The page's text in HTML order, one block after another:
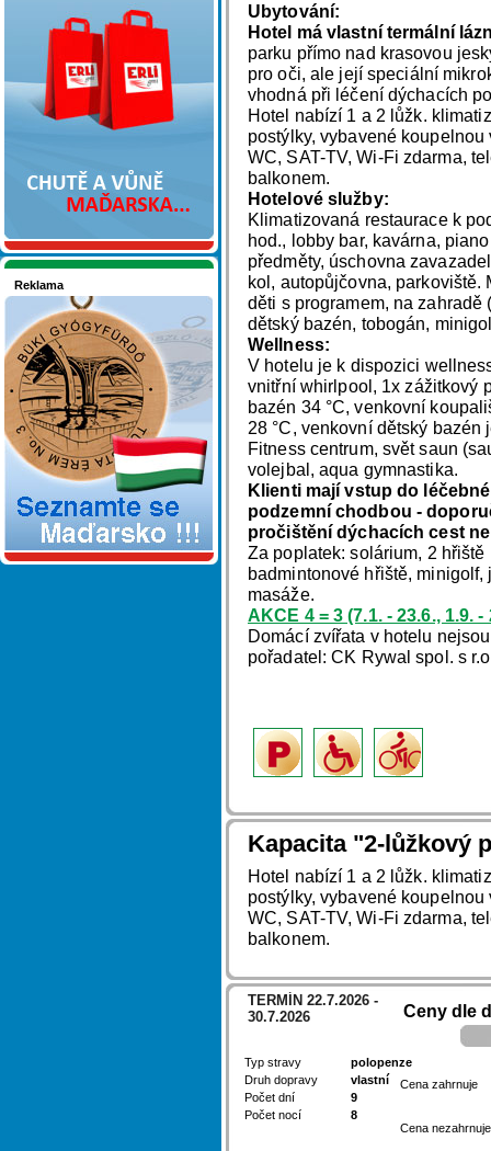
Reklama
Seznamete se - Maďarsko
Ubytování:
Hotel má vlastní termální
parku přímo nad krasovou
pro oči, ale její speciální
vhodná při léčení dýchacích
Hotel nabízí 1 a 2 lůžk.
postýlky, vybavené
WC, SAT-TV, Wi-Fi zdarma,
balkonem.
Hotelové služby:
Klimatizovaná restaurace k
hod., lobby bar, kavárna,
předměty, úschovna
kol, autopůjčovna,
děti s programem, na
dětský bazén, tobogán,
Wellness:
V hotelu je k dispozici
vnitřní whirlpool, 1x zážitkový
bazén 34 °C, venkovní
28 °C, venkovní dětský
Fitness centrum, svět saun
volejbal, aqua gymnastika.
Klienti mají vstup do
podzemní chodbou -
pročištění dýchacích cest
Za poplatek: solárium, 2
badmintonové hřiště,
masáže.
AKCE 4 = 3 (7.1. - 23.6., 1.9.
Domácí zvířata v hotelu
pořadatel: CK Rywal spol. s
Kapacita "2-lůžkový
Hotel nabízí 1 a 2 lůžk.
postýlky, vybavené
WC, SAT-TV, Wi-Fi zdarma,
balkonem.
TERMÍN 22.7.2026 -
30.7.2026
Typ stravy
polopenze
Druh dopravy
vlastní
Počet dní
9
Počet nocí
8
Ceny dle
Cena zahrnuje
Cena nezahrnuje